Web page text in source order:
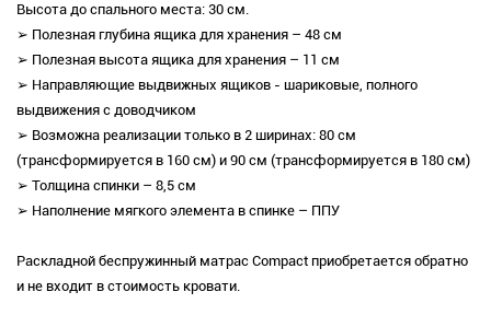
Высота до спального места: 30 см.
➢ Полезная глубина ящика для хранения – 48 см
➢ Полезная высота ящика для хранения – 11 см
➢ Направляющие выдвижных ящиков - шариковые, полного
выдвижения с доводчиком
➢ Возможна реализации только в 2 ширинах: 80 см
(трансформируется в 160 см) и 90 см (трансформируется в 180 см)
➢ Толщина спинки – 8,5 см
➢ Наполнение мягкого элемента в спинке – ППУ
Раскладной беспружинный матрас Compact приобретается обратно
и не входит в стоимость кровати.